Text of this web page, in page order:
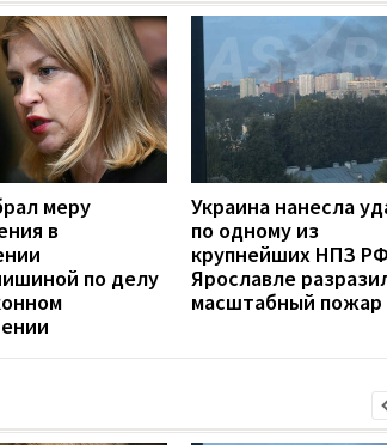
меру
в
по делу
Украина нанесла
по одному из
крупнейших НПЗ
Ярославле
масштабный пожар